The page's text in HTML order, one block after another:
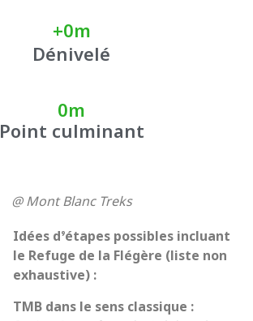
Dénivelé
+0m
Point culminant
0m
@ Mont Blanc Treks
Idées d’étapes possibles incluant
le Refuge de la Flégère (liste non
exhaustive) :
TMB dans le sens classique :